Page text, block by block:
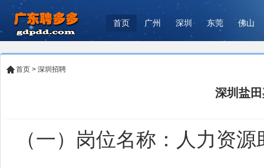
首页 广州 深圳 东莞 佛山
首页 > 深圳招聘
深圳盐
（一）岗位名称：人力资源